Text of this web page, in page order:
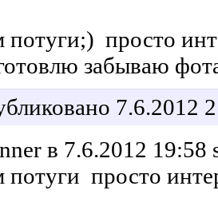
потуги;) просто
забываю
7.6.2012
в 7.6.2012
потуги просто